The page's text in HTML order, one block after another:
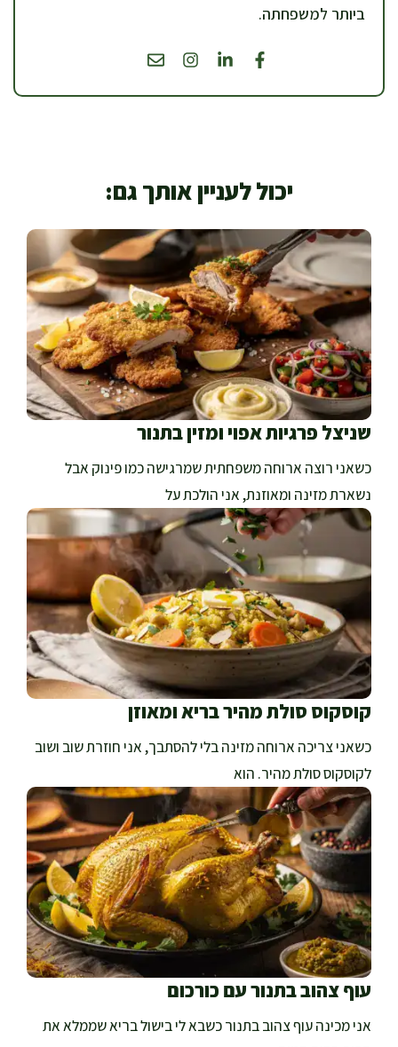
ביותר למשפחתה.
יכול לעניין אותך גם:
שניצל פרגיות אפוי ומזין בתנור
כשאני רוצה ארוחה משפחתית שמרגישה כמו פינוק אבל
נשארת מזינה ומאוזנת, אני הולכת על
קוסקוס סולת מהיר בריא ומאוזן
כשאני צריכה ארוחה מזינה בלי להסתבך, אני חוזרת שוב ושוב
לקוסקוס סולת מהיר. הוא
עוף צהוב בתנור עם כורכום
אני מכינה עוף צהוב בתנור כשבא לי בישול בריא שממלא את